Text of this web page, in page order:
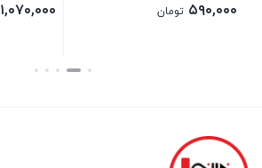
۵۹۰,۰۰۰ تومان ۱,۰۷۰,۰۰۰
بستن